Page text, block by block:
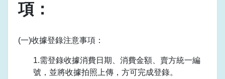
項：
(一)收據登錄注意事項：
1.需登錄收據消費日期、消費金額、賣方統一編
號，並將收據拍照上傳，方可完成登錄。